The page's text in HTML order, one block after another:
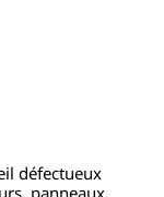
défectueux
panneaux,